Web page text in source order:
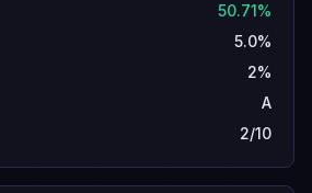
50.71%
5.0%
2%
A
2/10